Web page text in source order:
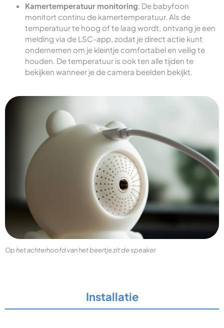
Kamertemperatuur monitoring: De babyfoon
monitort continu de kamertemperatuur. Als de
temperatuur te hoog of te laag wordt, ontvang je een
melding via de LSC-app, zodat je direct actie kunt
ondernemen om je kleintje comfortabel en veilig te
houden. De temperatuur is ook ten alle tijden te
bekijken wanneer je de camera beelden bekijkt.
Op het achterhoofd van het beertje zit de speaker
Installatie